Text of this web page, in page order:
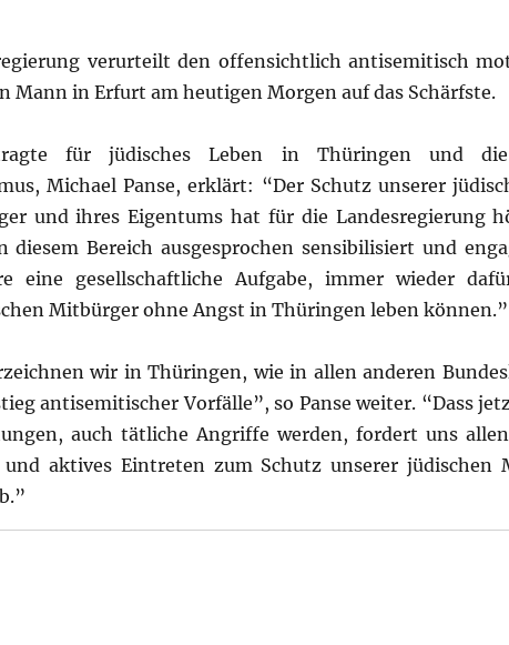
verurteilt den offensichtlich antisemitisch
Mann in Erfurt am heutigen Morgen auf das Schärfste.
für jüdisches Leben in Thüringen und die
Michael Panse, erklärt: “Der Schutz unserer
und ihres Eigentums hat für die Landesregierung
diesem Bereich ausgesprochen sensibilisiert und
eine gesellschaftliche Aufgabe, immer wieder
Mitbürger ohne Angst in Thüringen leben können.”
wir in Thüringen, wie in allen anderen
antisemitischer Vorfälle”, so Panse weiter. “Dass
auch tätliche Angriffe werden, fordert uns
aktives Eintreten zum Schutz unserer jüdischen